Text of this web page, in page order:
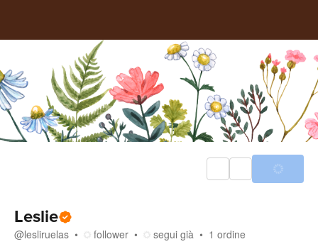
Leslie
@lesliruelas follower segui già 1 ordine